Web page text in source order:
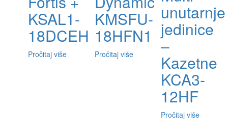
KSAL1-
18DCEH
Pročitaj više
KMSFU-
18HFN1
Pročitaj više
unutarnje
jedinice
–
Kazetne
KCA3-
12HF
Pročitaj više